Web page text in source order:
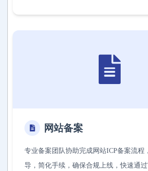
网站备案
专业备案团队协助完成网站ICP备案流程
导，简化手续，确保合规上线，快速通过